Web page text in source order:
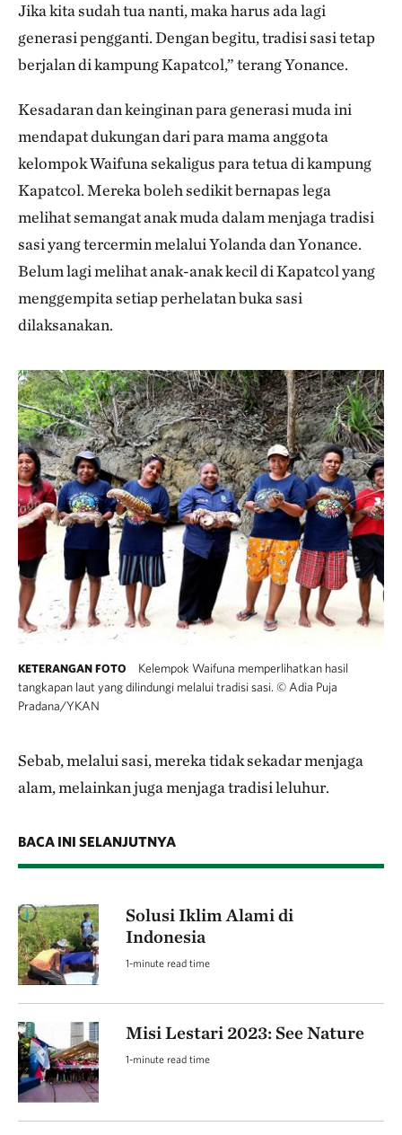
Jika kita sudah tua nanti, maka harus ada lagi
generasi pengganti. Dengan begitu, tradisi sasi tetap
berjalan di kampung Kapatcol,” terang Yonance.
Kesadaran dan keinginan para generasi muda ini
mendapat dukungan dari para mama anggota
kelompok Waifuna sekaligus para tetua di kampung
Kapatcol. Mereka boleh sedikit bernapas lega
melihat semangat anak muda dalam menjaga tradisi
sasi yang tercermin melalui Yolanda dan Yonance.
Belum lagi melihat anak-anak kecil di Kapatcol yang
menggempita setiap perhelatan buka sasi
dilaksanakan.
KETERANGAN FOTO
Kelempok Waifuna memperlihatkan hasil
tangkapan laut yang dilindungi melalui tradisi sasi. © Adia Puja
Pradana/YKAN
Sebab, melalui sasi, mereka tidak sekadar menjaga
alam, melainkan juga menjaga tradisi leluhur.
BACA INI SELANJUTNYA
Solusi Iklim Alami di
Indonesia
1-minute read time
Misi Lestari 2023: See Nature
1-minute read time